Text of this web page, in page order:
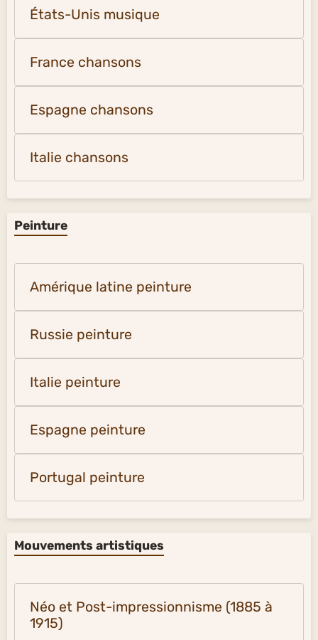
États-Unis musique
France chansons
Espagne chansons
Italie chansons
Peinture
Amérique latine peinture
Russie peinture
Italie peinture
Espagne peinture
Portugal peinture
Mouvements artistiques
Néo et Post-impressionnisme (1885 à
1915)